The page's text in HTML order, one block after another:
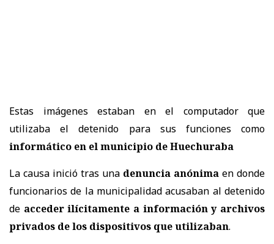
Estas imágenes estaban en el computador que
utilizaba el detenido para sus funciones como
informático en el municipio de Huechuraba
La causa inició tras una denuncia anónima en donde
funcionarios de la municipalidad acusaban al detenido
de acceder ilícitamente a información y archivos
privados de los dispositivos que utilizaban.